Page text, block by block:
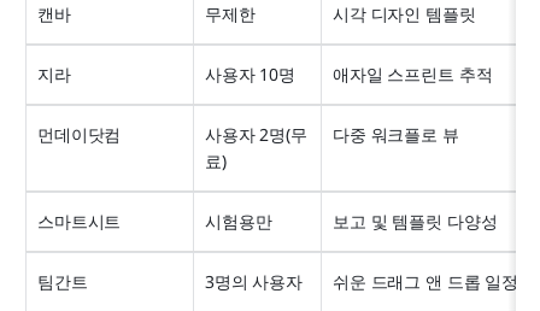
캔바 무제한 시각 디자인 템플릿
지라 사용자 10명 애자일 스프린트 추적
먼데이닷컴
사용자 2명(무
료)
다중 워크플로 뷰
스마트시트 시험용만 보고 및 템플릿 다양성
팀간트 3명의 사용자 쉬운 드래그 앤 드롭 일정